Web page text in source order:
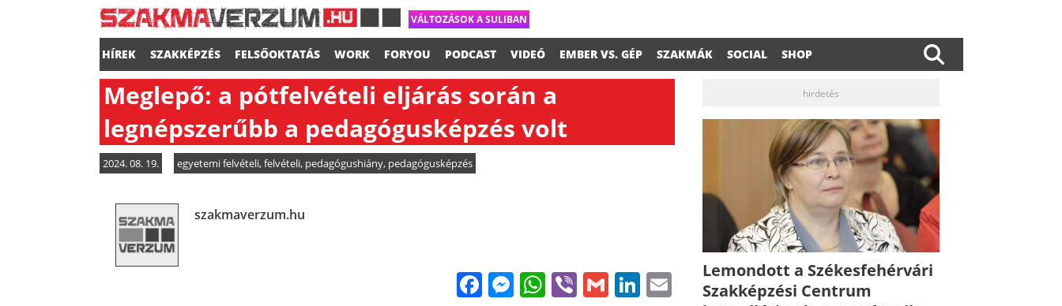
VÁLTOZÁSOK A SULIBAN
HÍREK SZAKKÉPZÉS FELSŐOKTATÁS WORK FORYOU PODCAST VIDEÓ EMBER VS. GÉP SZAKMÁK SOCIAL SHOP
Meglepő: a pótfelvételi eljárás során a
legnépszerűbb a pedagógusképzés volt
2024. 08. 19. egyetemi felvételi,felvételi, pedagógushiány, pedagógusképzés
szakmaverzum.hu
Facebook
Messenger
WhatsApp
ViberGmailLinkedIn
Email
hirdetés
Lemondott a Székesfehérvári
Szakképzési Centrum